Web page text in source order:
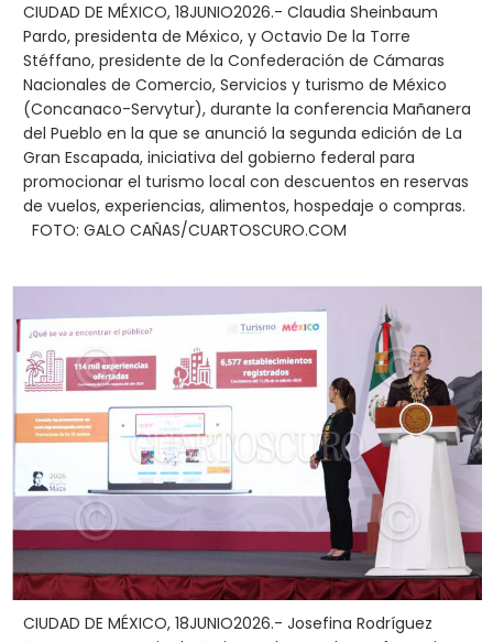
CIUDAD DE MÉXICO, 18JUNIO2026.- Claudia Sheinbaum
Pardo, presidenta de México, y Octavio De la Torre
Stéffano, presidente de la Confederación de Cámaras
Nacionales de Comercio, Servicios y turismo de México
(Concanaco-Servytur), durante la conferencia Mañanera
del Pueblo en la que se anunció la segunda edición de La
Gran Escapada, iniciativa del gobierno federal para
promocionar el turismo local con descuentos en reservas
de vuelos, experiencias, alimentos, hospedaje o compras.
FOTO: GALO CAÑAS/CUARTOSCURO.COM
CIUDAD DE MÉXICO, 18JUNIO2026.- Josefina Rodríguez